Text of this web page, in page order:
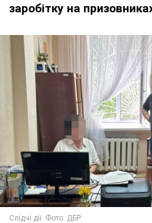
заробітку на